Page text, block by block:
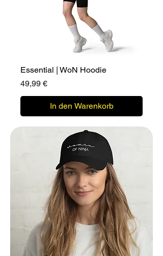
Essential | WoN Hoodie
Preis
49,99 €
In den Warenkorb